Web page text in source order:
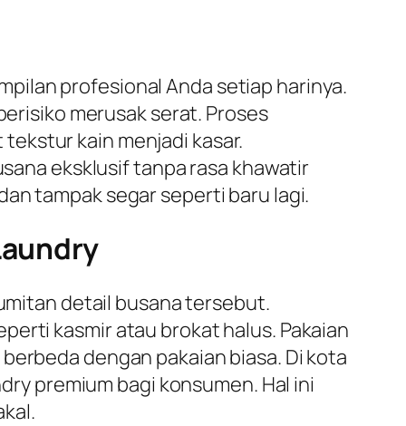
profesional Anda setiap harinya.
merusak serat. Proses
kain menjadi kasar.
eksklusif tanpa rasa khawatir
tampak segar seperti baru lagi.
detail busana tersebut.
kasmir atau brokat halus. Pakaian
dengan pakaian biasa. Di kota
premium bagi konsumen. Hal ini